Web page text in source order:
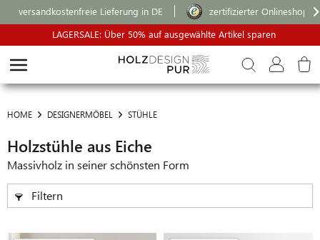
versandkostenfreie Lieferung in DE
zertifizierter Onlineshop
LAGERSALE: Über 50% auf ausgewählte Artikel sparen
HOME DESIGNERMÖBEL STÜHLE
Holzstühle aus Eiche
Massivholz in seiner schönsten Form
Filtern